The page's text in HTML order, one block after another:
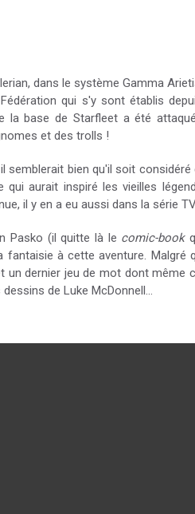
dans le système Gamma
qui s'y sont établis
la base de Starfleet a été
et des trolls !
semblerait bien qu'il soit
aurait inspiré les vieilles
il y en a eu aussi dans la série
Pasko (il quitte là le comic-book
à cette aventure.
dernier jeu de mot dont
de Luke McDonnell...